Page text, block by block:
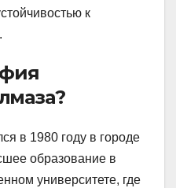
к
в 1980 году в городе
образование в
университете, где